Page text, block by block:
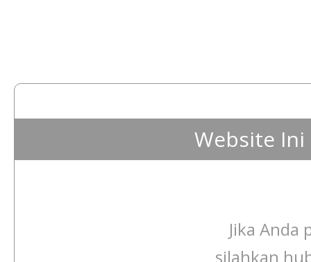
Website Ini
Jika Anda
silahkan